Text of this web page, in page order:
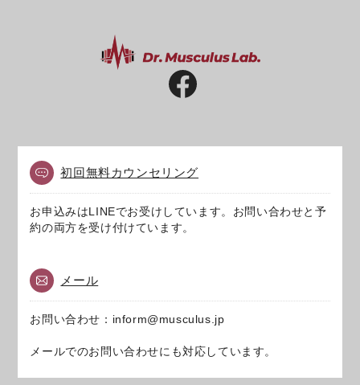
初回無料カウンセリング
お申込みはLINEでお受けしています。お問い合わせと予
約の両方を受け付けています。
メール
お問い合わせ：inform@musculus.jp
メールでのお問い合わせにも対応しています。